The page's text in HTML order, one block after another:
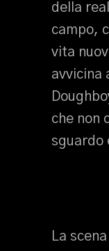
della
campo,
vita
avvicina
che non
sguardo
La